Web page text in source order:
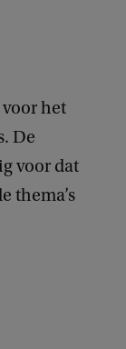
voor het
De
voor dat
thema’s